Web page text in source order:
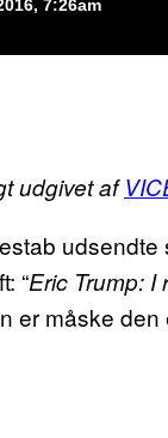
7:26am
udgivet af
“Eric Trump: I
er måske